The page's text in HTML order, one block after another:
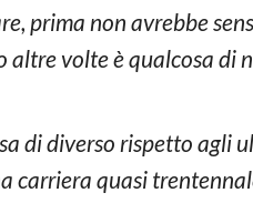
prima non avrebbe
volte è qualcosa di
di diverso rispetto agli
carriera quasi